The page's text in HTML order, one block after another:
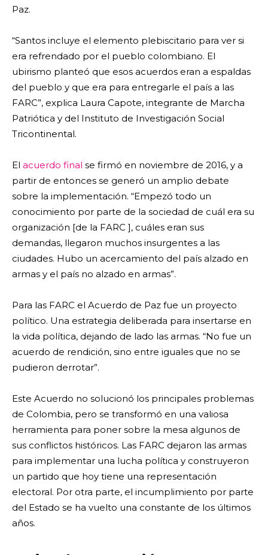
Paz.
“Santos incluye el elemento plebiscitario para ver si
era refrendado por el pueblo colombiano. El
ubirismo planteó que esos acuerdos eran a espaldas
del pueblo y que era para entregarle el país a las
FARC”, explica Laura Capote, integrante de Marcha
Patriótica y del Instituto de Investigación Social
Tricontinental.
El acuerdo final se firmó en noviembre de 2016, y a
partir de entonces se generó un amplio debate
sobre la implementación. “Empezó todo un
conocimiento por parte de la sociedad de cuál era su
organización [de la FARC ], cuáles eran sus
demandas, llegaron muchos insurgentes a las
ciudades. Hubo un acercamiento del país alzado en
armas y el país no alzado en armas”.
Para las FARC el Acuerdo de Paz fue un proyecto
político. Una estrategia deliberada para insertarse en
la vida política, dejando de lado las armas. “No fue un
acuerdo de rendición, sino entre iguales que no se
pudieron derrotar”.
Este Acuerdo no solucionó los principales problemas
de Colombia, pero se transformó en una valiosa
herramienta para poner sobre la mesa algunos de
sus conflictos históricos. Las FARC dejaron las armas
para implementar una lucha política y construyeron
un partido que hoy tiene una representación
electoral. Por otra parte, el incumplimiento por parte
del Estado se ha vuelto una constante de los últimos
años.